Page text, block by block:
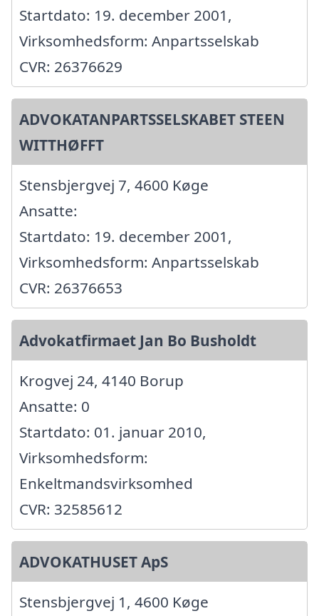
Startdato: 19. december 2001,
Virksomhedsform: Anpartsselskab
CVR: 26376629
ADVOKATANPARTSSELSKABET STEEN
WITTHØFFT
Stensbjergvej 7, 4600 Køge
Ansatte:
Startdato: 19. december 2001,
Virksomhedsform: Anpartsselskab
CVR: 26376653
Advokatfirmaet Jan Bo Busholdt
Krogvej 24, 4140 Borup
Ansatte: 0
Startdato: 01. januar 2010,
Virksomhedsform:
Enkeltmandsvirksomhed
CVR: 32585612
ADVOKATHUSET ApS
Stensbjergvej 1, 4600 Køge